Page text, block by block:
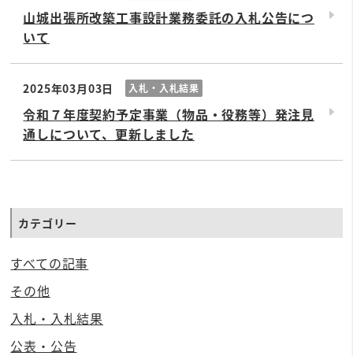
山城出張所改築工事設計業務委託の入札公告につ
いて
2025年03月03日 入札・入札結果
令和７年度契約予定事業（物品・役務等）発注見
通しについて、更新しました
カテゴリー
すべての記事
その他
入札・入札結果
公表・公告